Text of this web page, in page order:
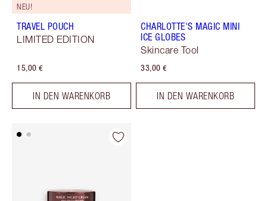
NEU!
TRAVEL POUCH
LIMITED EDITION
15,00 €
IN DEN WARENKORB
CHARLOTTE'S MAGIC MINI
ICE GLOBES
Skincare Tool
33,00 €
IN DEN WARENKORB